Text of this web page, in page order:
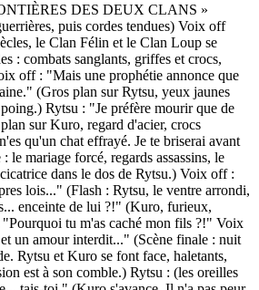
DES DEUX CLANS »
puis cordes tendues) Voix off
le Clan Félin et le Clan Loup se
: combats sanglants, griffes et crocs,
off : "Mais une prophétie annonce que
(Gros plan sur Rytsu, yeux jaunes
Rytsu : "Je préfère mourir que de
sur Kuro, regard d'acier, crocs
qu'un chat effrayé. Je te briserai avant
le mariage forcé, regards assassins, le
dans le dos de Rytsu.) Voix off :
lois..." (Flash : Rytsu, le ventre arrondi,
enceinte de lui ?!" (Kuro, furieux,
tu m'as caché mon fils ?!" Voix
un amour interdit..." (Scène finale : nuit
Rytsu et Kuro se font face, haletants,
est à son comble.) Rytsu : (les oreilles